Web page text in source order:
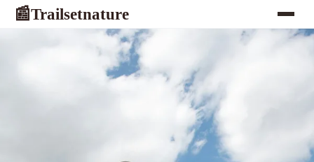
📰Trailsetnature